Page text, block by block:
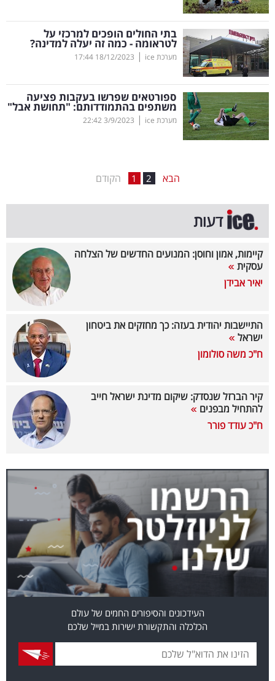
רכב
בריאות
תרבות
ופנאי
תיירות
המילון
הכלכלי
פודקאסט
40
ניוזלטרים
מייל
אדום
אחרינו:
בתי החולים הופכים למרכזי על
לטראומה - כמה זה יעלה למדינה?
מערכת ice |
18/12/2023
17:44
ספורטאים שפרשו בעקבות פציעה
משתפים בהתמודדותם: "תחושת אבל"
מערכת ice |
3/9/2023
22:42
הקודם 1 2 הבא
דעות
קיימות, אמון וחוסן: המנועים החדשים של הצלחה
עסקית
יאיר אבידן
התיישבות יהודית בעזה: כך מחזקים את ביטחון
ישראל
ח"כ משה סולומון
קיר הברזל שנסדק: שיקום מדינת ישראל חייב
להתחיל מבפנים
ח"כ עודד פורר
העידכונים והסיפורים החמים של עולם
הכלכלה והתקשורת ישירות במייל שלכם